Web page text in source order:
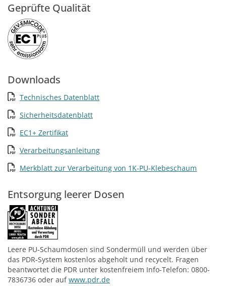
Geprüfte Qualität
Downloads
Technisches Datenblatt
Sicherheitsdatenblatt
EC1+ Zertifikat
Verarbeitungsanleitung
Merkblatt zur Verarbeitung von 1K-PU-Klebeschaum
Entsorgung leerer Dosen
Leere PU-Schaumdosen sind Sondermüll und werden über
das PDR-System kostenlos abgeholt und recycelt. Fragen
beantwortet die PDR unter kostenfreiem Info-Telefon: 0800-
7836736 oder aufwww.pdr.de